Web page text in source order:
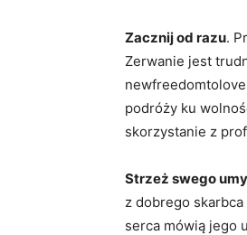
Zacznij od razu.
Zerwanie jest
podróży ku
skorzystanie z
Strzeż swego
z dobrego
serca mówią jego